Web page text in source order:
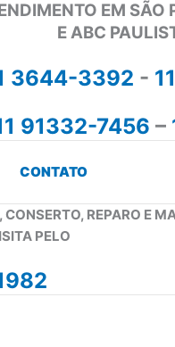
EM SÃO
E ABC
3644-3392 -
91332-7456 –
CONTATO
REPARO E
PELO